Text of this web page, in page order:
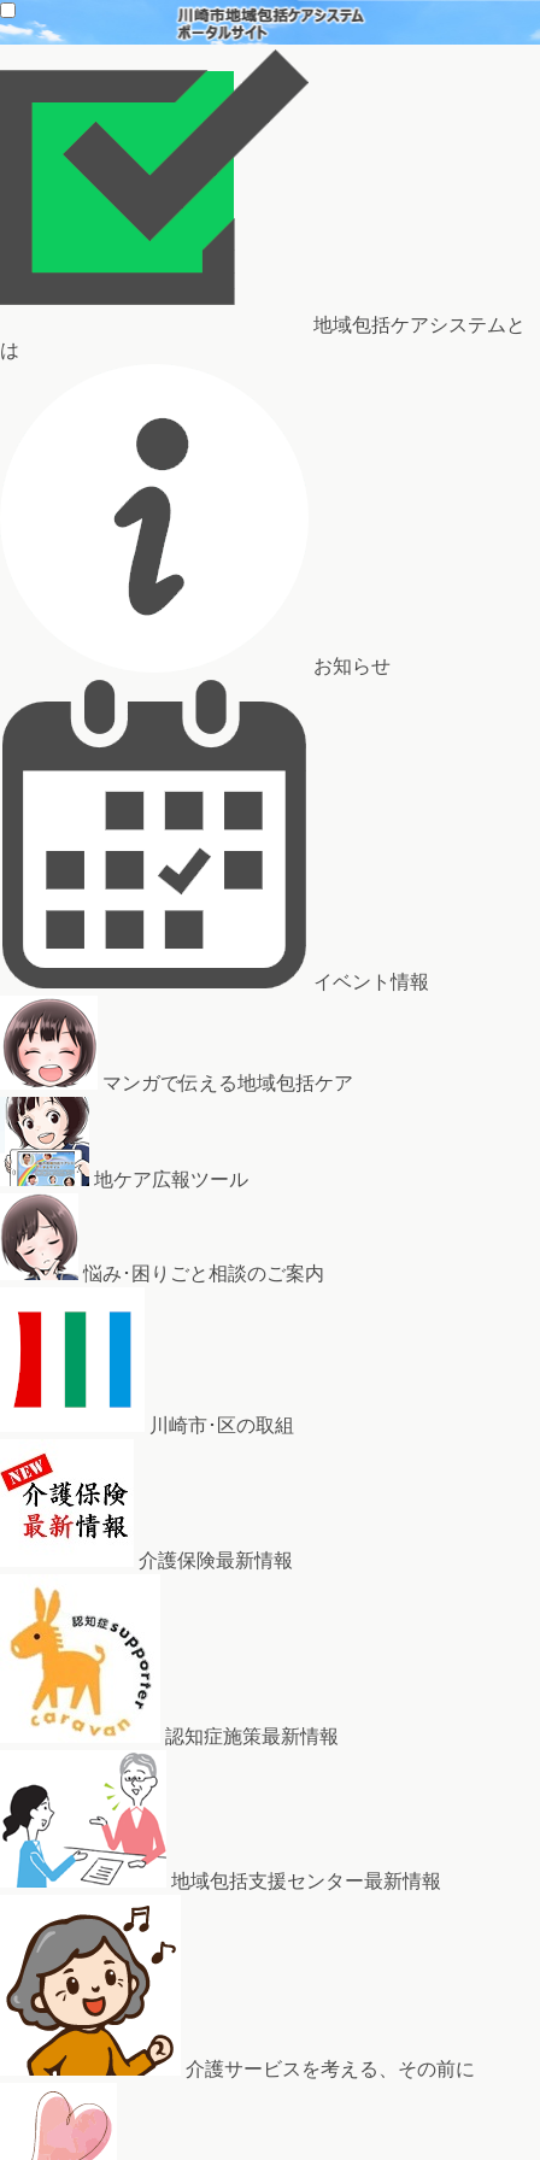
地域包括ケアシステムと
は
お知らせ
イベント情報
マンガで伝える地域包括ケア
地ケア広報ツール
悩み･困りごと相談のご案内
川崎市･区の取組
介護保険最新情報
認知症施策最新情報
地域包括支援センター最新情報
介護サービスを考える、その前に